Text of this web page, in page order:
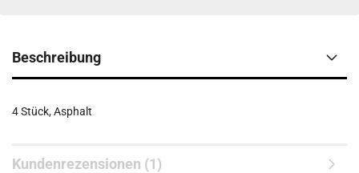
Beschreibung
4 Stück, Asphalt
Kundenrezensionen (1)